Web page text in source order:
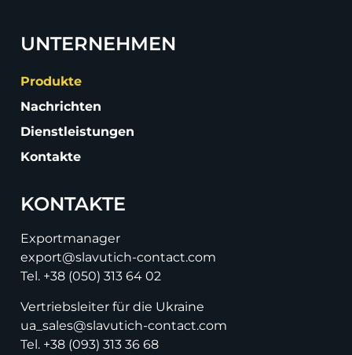
UNTERNEHMEN
Produkte
Nachrichten
Dienstleistungen
Kontakte
KONTAKTE
Exportmanager
export@slavutich-contact.com
Tel. +38 (050) 313 64 02
Vertriebsleiter für die Ukraine
ua_sales@slavutich-contact.com
Tel. +38 (093) 313 36 68